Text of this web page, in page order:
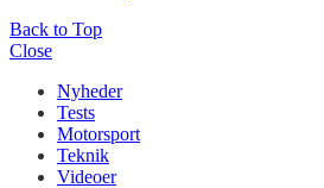
Back to Top
Close
Nyheder
Tests
Motorsport
Teknik
Videoer